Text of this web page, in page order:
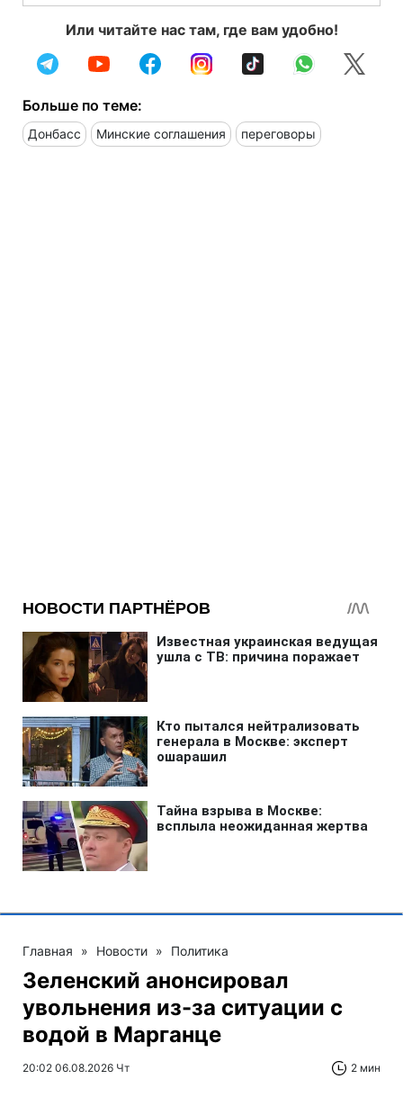
Или читайте нас там, где вам удобно!
Больше по теме:
Донбасс Минские соглашения переговоры
Главная » Новости » Политика
Зеленский анонсировал
увольнения из-за ситуации с
водой в Марганце
20:02 06.08.2026 Чт 2 мин